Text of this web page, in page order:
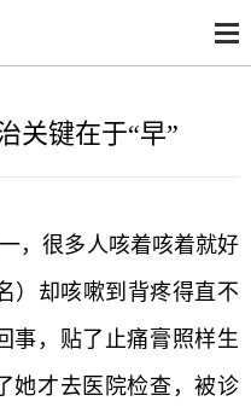
关键在于“早”
，很多人咳着咳着就好
）却咳嗽到背疼得直不
事，贴了止痛膏照样生
她才去医院检查，被诊